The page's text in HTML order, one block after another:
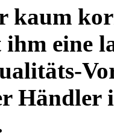
kaum
eine
Händler